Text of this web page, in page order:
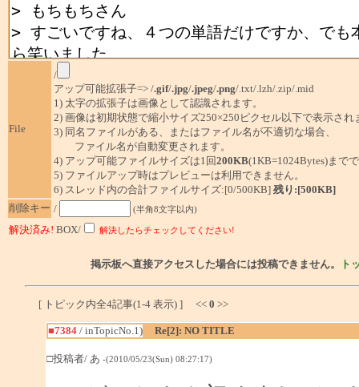
File
/
アップ可能拡張子=> /.gif/.jpg/.jpeg/.png/.txt/.lzh/.zip/.mid
1) 太字の拡張子は画像として認識されます。
2) 画像は初期状態で縮小サイズ250×250ピクセル以下で表示され
3) 同名ファイルがある、またはファイル名が不適切な場合、
ファイル名が自動変更されます。
4) アップ可能ファイルサイズは1回200KB(1KB=1024Bytes)まで
5) ファイルアップ時はプレビューは利用できません。
6) スレッド内の合計ファイルサイズ:[0/500KB] 残り:[500KB]
削除キー / (半角8文字以内)
解決済み! BOX/ 解決したらチェックしてください!
掲示板へ直接アクセスした場合には投稿できません。 ト
[ トピック内全4記事(1-4 表示) ] << 0 >>
■7384/ inTopicNo.1) Re[2]: NO TITLE
□投稿者/ あ -(2010/05/23(Sun) 08:27:17)